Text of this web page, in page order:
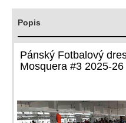
Popis
Pánský Fotbalový
Mosquera #3 2025-